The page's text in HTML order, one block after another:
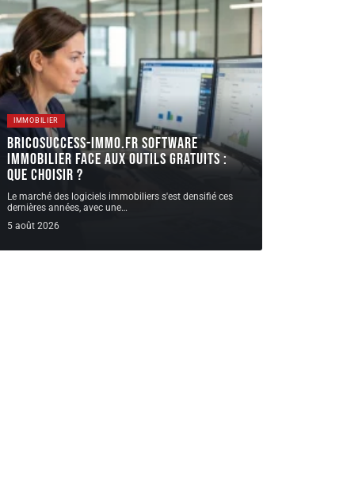
IMMOBILIER
Bricosuccess-immo.fr software
immobilier face aux outils gratuits :
que choisir ?
Le marché des logiciels immobiliers s'est densifié ces
dernières années, avec une…
5 août 2026